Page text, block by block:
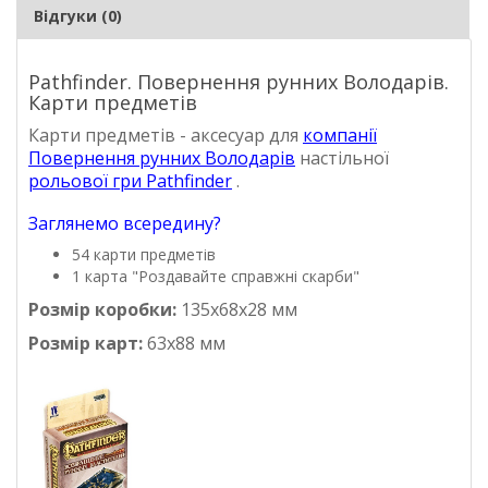
Відгуки (0)
Pathfinder. Повернення рунних Володарів.
Карти предметів
Карти предметів - аксесуар для компанії
Повернення рунних Володарів настільної
рольової гри Pathfinder.
Заглянемо всередину?
54 карти предметів
1 карта "Роздавайте справжні скарби"
Розмір коробки: 135x68x28 мм
Розмір карт:63x88 мм